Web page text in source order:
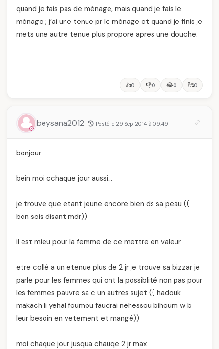
quand je fais pas de ménage, mais quand je fais le
ménage ; j’ai une tenue pr le ménage et quand je finis je
mets une autre tenue plus propore apres une douche.
👍0 👎0 😂0 🥰0
beysana2012 Posté le 29 Sep 2014 à 09:49
bonjour
bein moi cchaque jour aussi…
je trouve que etant jeune encore bien ds sa peau ((
bon sois disant mdr))
il est mieu pour la femme de ce mettre en valeur
etre collé a un etenue plus de 2 jr je trouve sa bizzar je
parle pour les femmes qui ont la possiblité non pas pour
les femmes pauvre sa c un autres sujet (( hadouk
makach li yehal foumou faudrai nehessou bihoum w b
leur besoin en vetement et mangé))
moi chaque jour jusqua chauqe 2 jr max